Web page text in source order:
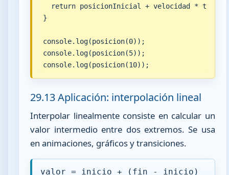
return posicionInicial + velocidad *
}
console.log(posicion(0));
console.log(posicion(5));
console.log(posicion(10));
29.13 Aplicación: interpolación lineal
Interpolar linealmente consiste en calcular un
valor intermedio entre dos extremos. Se usa
en animaciones, gráficos y transiciones.
valor = inicio + (fin - inicio)